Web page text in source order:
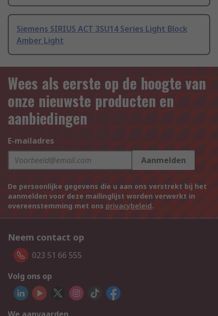
Siemens SIRIUS ACT 3SU14 Series Light Block
Amber Light
Wees als eerste op de hoogte van
onze nieuwste producten en
aanbiedingen
E-mailadres
Aanmelden
De persoonlijke gegevens die u aan ons verstrekt bij het
aanmelden voor deze mailinglijst worden verwerkt in
overeenstemming met ons privacybeleid.
Neem contact op
023 51 66 555
Volg ons op